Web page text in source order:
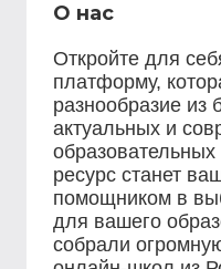
О нас
Откройте для
платформу,
разнообразие из
актуальных и
ресурс станет
помощником в
для вашего
собрали